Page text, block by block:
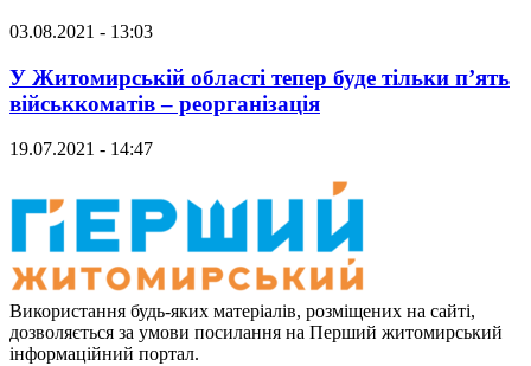
03.08.2021 - 13:03
У Житомирській області тепер буде тільки п’ять
військкоматів – реорганізація
19.07.2021 - 14:47
Використання будь-яких матеріалів, розміщених на сайті,
дозволяється за умови посилання на Перший житомирський
інформаційний портал.